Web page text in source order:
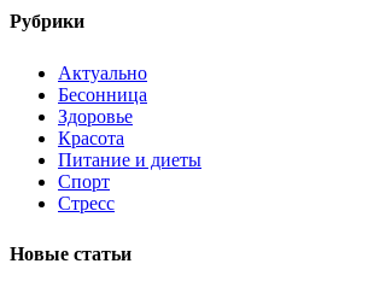
Рубрики
Актуально
Бесонница
Здоровье
Красота
Питание и диеты
Спорт
Стресс
Новые статьи